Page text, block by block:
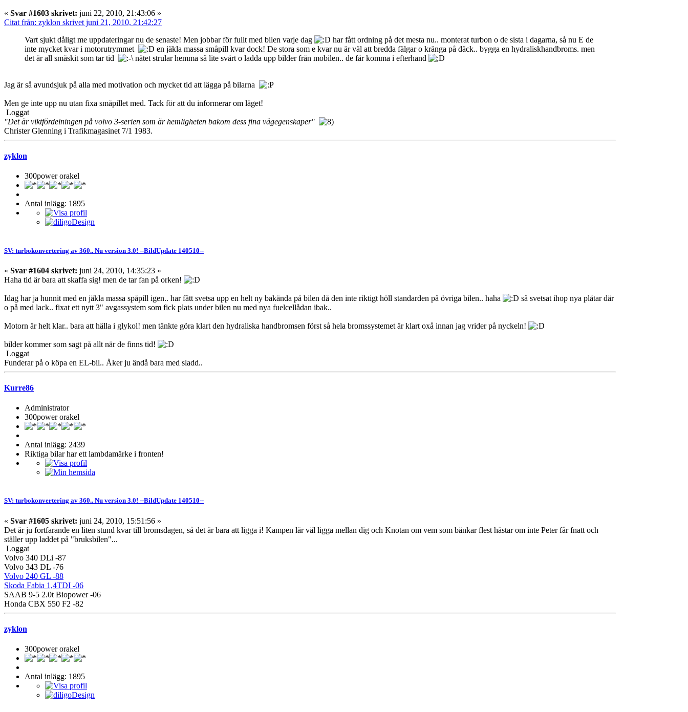
« Svar #1603 skrivet: juni 22, 2010, 21:43:06 »
Citat från: zyklon skrivet juni 21, 2010, 21:42:27
Vart sjukt dåligt me uppdateringar nu de senaste! Men jobbar för fullt med bilen varje dag
har fått ordning på det mesta nu.. monterat turbon o de sista i dagarna, så nu E de
inte mycket kvar i motorutrymmet
en jäkla massa småpill kvar dock! De stora som e kvar nu är väl att bredda fälgar o kränga på däck.. bygga en hydraliskhandbroms. men
det är all småskit som tar tid
nätet strular hemma så lite svårt o ladda upp bilder från mobilen.. de får komma i efterhand
Jag är så avundsjuk på alla med motivation och mycket tid att lägga på bilarna
Men ge inte upp nu utan fixa småpillet med. Tack för att du informerar om läget!
Loggat
"Det är viktfördelningen på volvo 3-serien som är hemligheten bakom dess fina vägegenskaper"
Christer Glenning i Trafikmagasinet 7/1 1983.
zyklon
300power orakel
Antal inlägg: 1895
SV: turbokonvertering av 360.. Nu version 3.0! --BildUpdate 140510--
« Svar #1604 skrivet: juni 24, 2010, 14:35:23 »
Haha tid är bara att skaffa sig! men de tar fan på orken!
Idag har ja hunnit med en jäkla massa spåpill igen.. har fått svetsa upp en helt ny bakända på bilen då den inte riktigt höll standarden på övriga bilen.. haha
så svetsat ihop nya plåtar där
o på med lack.. fixat ett nytt 3" avgassystem som fick plats under bilen nu med nya fuelcellådan ibak..
Motorn är helt klar.. bara att hälla i glykol! men tänkte göra klart den hydraliska handbromsen först så hela bromssystemet är klart oxå innan jag vrider på nyckeln!
bilder kommer som sagt på allt när de finns tid!
Loggat
Funderar på o köpa en EL-bil.. Åker ju ändå bara med sladd..
Kurre86
Administrator
300power orakel
Antal inlägg: 2439
Riktiga bilar har ett lambdamärke i fronten!
SV: turbokonvertering av 360.. Nu version 3.0! --BildUpdate 140510--
« Svar #1605 skrivet: juni 24, 2010, 15:51:56 »
Det är ju fortfarande en liten stund kvar till bromsdagen, så det är bara att ligga i! Kampen lär väl ligga mellan dig och Knotan om vem som bänkar flest hästar om inte Peter får fnatt och
ställer upp laddet på "bruksbilen"...
Loggat
Volvo 340 DLi -87
Volvo 343 DL -76
Volvo 240 GL -88
Skoda Fabia 1,4TDI -06
SAAB 9-5 2.0t Biopower -06
Honda CBX 550 F2 -82
zyklon
300power orakel
Antal inlägg: 1895